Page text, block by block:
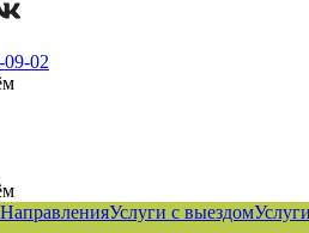
02
НаправленияУслуги с выездом